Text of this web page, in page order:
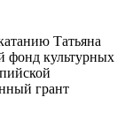
Татьяна
фонд культурных
грант